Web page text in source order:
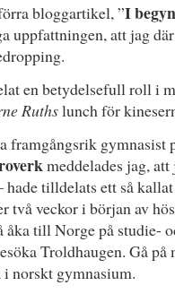
bloggartikel, ”I
uppfattningen, att jag
en betydelsefull roll i
Ruthslunch för
framgångsrik
meddelades jag,
hade tilldelats ett så
två veckor i början av
åka till Norge på studie-
Troldhaugen. Gå på
i norskt gymnasium.